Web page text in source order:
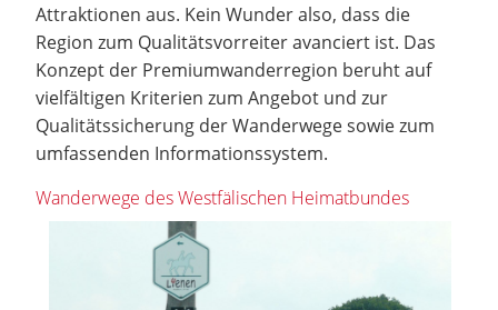
Attraktionen aus. Kein Wunder also, dass die
Region zum Qualitätsvorreiter avanciert ist. Das
Konzept der Premiumwanderregion beruht auf
vielfältigen Kriterien zum Angebot und zur
Qualitätssicherung der Wanderwege sowie zum
umfassenden Informationssystem.
Wanderwege des Westfälischen Heimatbundes